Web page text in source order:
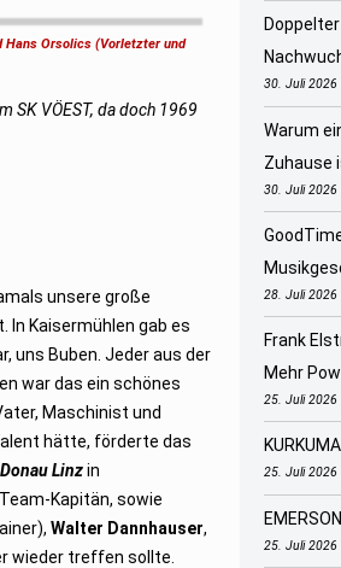
Hans Orsolics (Vorletzter und
SK VÖEST, da doch 1969
unsere große
In Kaisermühlen gab es
uns Buben. Jeder aus der
war das ein schönes
Maschinist und
hätte, förderte das
Linzin
Kapitän, sowie
Walter Dannhauser,
wieder treffen sollte.
30. Juli 2026
Warum
Zuhause
30. Juli 2026
28. Juli 2026
Frank
Mehr
25. Juli 2026
25. Juli 2026
25. Juli 2026